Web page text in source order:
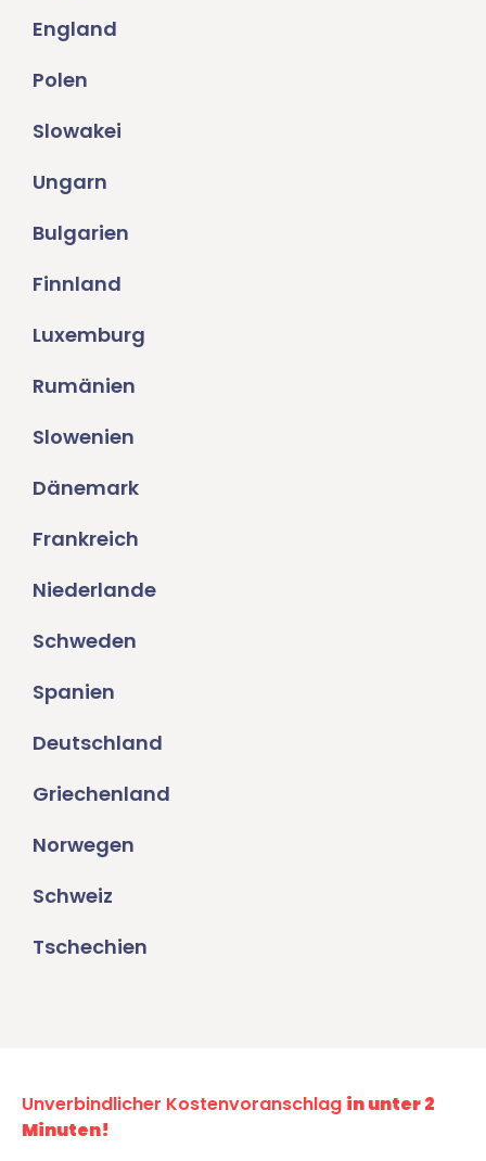
England
Polen
Slowakei
Ungarn
Bulgarien
Finnland
Luxemburg
Rumänien
Slowenien
Dänemark
Frankreich
Niederlande
Schweden
Spanien
Deutschland
Griechenland
Norwegen
Schweiz
Tschechien
Unverbindlicher Kostenvoranschlag in unter 2
Minuten!